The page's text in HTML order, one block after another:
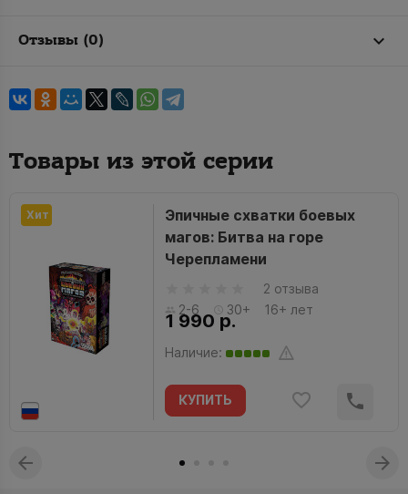
Отзывы (0)
Товары из этой серии
Хит
Эпичные схватки боевых
магов: Битва на горе
Черепламени
2 отзыва
2-6
30+ 16+ лет
1 990 р.
Наличие:
КУПИТЬ